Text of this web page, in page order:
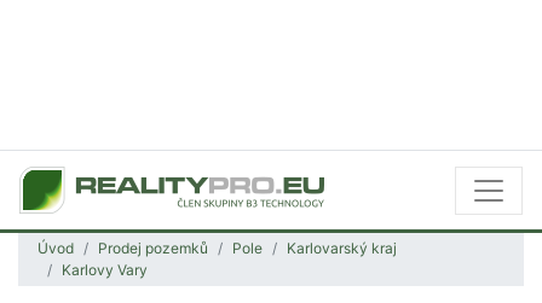
Úvod Prodej pozemků Pole
Karlovarský kraj
Karlovy Vary